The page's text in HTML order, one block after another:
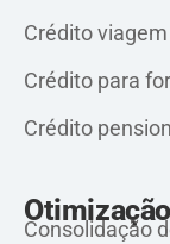
Crédito viagem
Crédito para
Crédito
Otimização
Consolidação